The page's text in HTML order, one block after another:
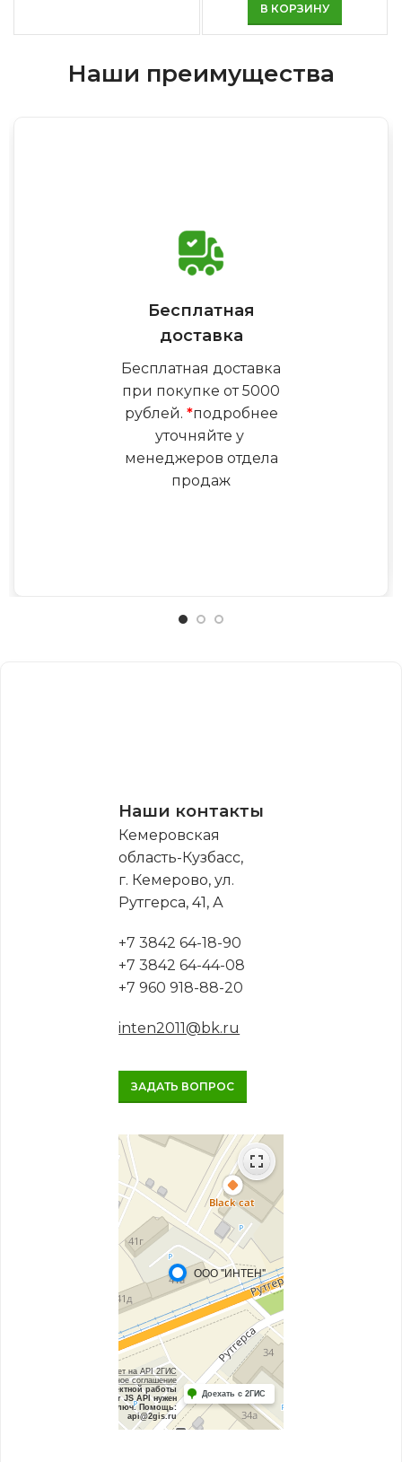
В КОРЗИНУ
Наши преимущества
Бесплатная
доставка
Бесплатная доставка
при покупке от 5000
рублей. *подробнее
уточняйте у
менеджеров отдела
продаж
Наши контакты
Кемеровская
область-Кузбасс,
г. Кемерово, ул.
Рутгерса, 41, А
+7 3842 64-18-90
+7 3842 64-44-08
+7 960 918-88-20
inten2011@bk.ru
ЗАДАТЬ ВОПРОС